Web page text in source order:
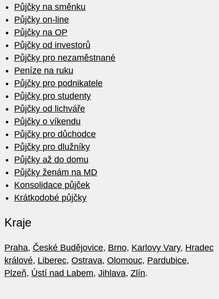
Půjčky na směnku
Půjčky on-line
Půjčky na OP
Půjčky od investorů
Půjčky pro nezaměstnané
Peníze na ruku
Půjčky pro podnikatele
Půjčky pro studenty
Půjčky od lichváře
Půjčky o víkendu
Půjčky pro důchodce
Půjčky pro dlužníky
Půjčky až do domu
Půjčky ženám na MD
Konsolidace půjček
Krátkodobé půjčky
Kraje
Praha, České Budějovice, Brno, Karlovy Vary, Hradec
králové, Liberec, Ostrava, Olomouc, Pardubice,
Plzeň, Ústí nad Labem, Jihlava, Zlín.